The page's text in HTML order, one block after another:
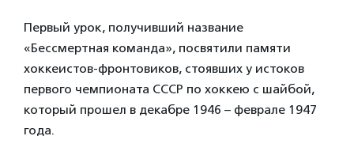
Первый урок, получивший название
«Бессмертная команда», посвятили памяти
хоккеистов-фронтовиков, стоявших у истоков
первого чемпионата СССР по хоккею с шайбой,
который прошел в декабре 1946 – феврале 1947
года.